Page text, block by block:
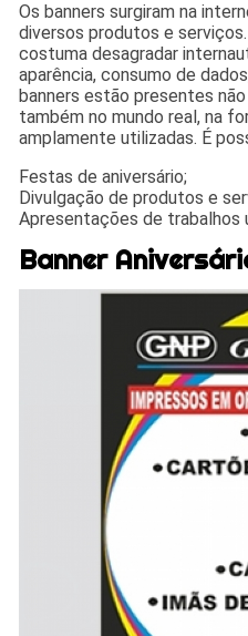
Os banners surgiram na
diversos produtos e
costuma desagradar
aparência, consumo de
banners estão presentes
também no mundo real, na
amplamente utilizadas. É
Festas de aniversário;
Divulgação de produtos e
Apresentações de trabalhos
Banner